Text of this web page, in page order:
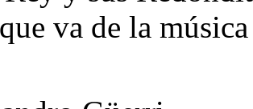
va de la